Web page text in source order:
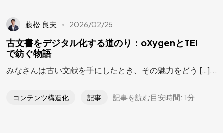
藤松 良夫 2026/02/25
古文書をデジタル化する道のり：oXygenとTEI
で紡ぐ物語
みなさんは古い文献を手にしたとき、その魅力をどう […]...
コンテンツ構造化 記事 記事を読む目安時間: 1分